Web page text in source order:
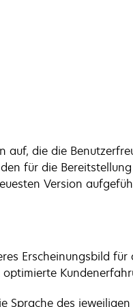
auf, die die
für die
Version
Erscheinungsbild
des